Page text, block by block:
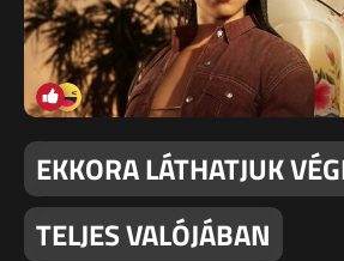
EKKORA LÁTHATJUK
TELJES VALÓJÁBAN